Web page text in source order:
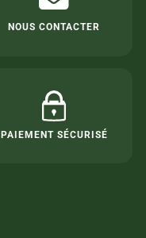
NOUS CONTACTER
PAIEMENT SÉCURISÉ